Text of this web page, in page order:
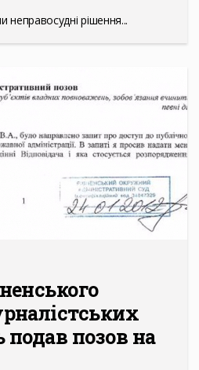
неправосудні рішення...
подав позов на